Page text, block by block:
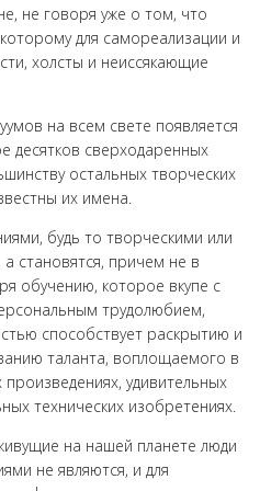
не говоря уже о том, что
для самореализации и
холсты и неиссякающие
на всем свете появляется
десятков сверходаренных
остальных творческих
их имена.
будь то творческими или
становятся, причем не в
обучению, которое вкупе с
трудолюбием,
способствует раскрытию и
таланта, воплощаемого в
удивительных
технических изобретениях.
на нашей планете люди
не являются, и для